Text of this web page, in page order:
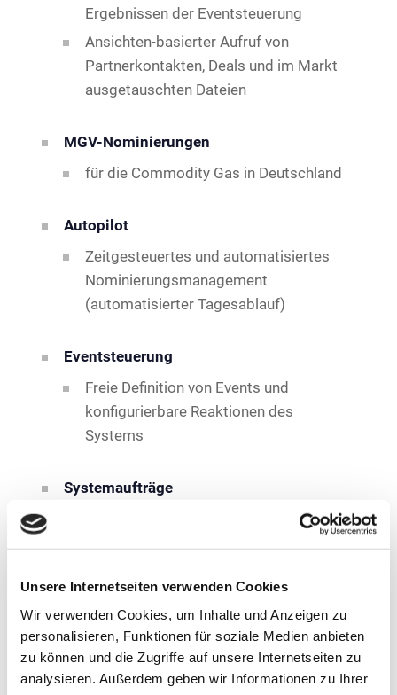
Unsere Internetseiten verwenden Cookies
Wir verwenden Cookies, um Inhalte und Anzeigen zu
personalisieren, Funktionen für soziale Medien anbieten
zu können und die Zugriffe auf unsere Internetseiten zu
analysieren. Außerdem geben wir Informationen zu Ihrer
Ergebnissen der Eventsteuerung
Ansichten-basierter Aufruf von
Partnerkontakten, Deals und im Markt
ausgetauschten Dateien
MGV-Nominierungen
für die Commodity Gas in Deutschland
Autopilot
Zeitgesteuertes und automatisiertes
Nominierungsmanagement
(automatisierter Tagesablauf)
Eventsteuerung
Freie Definition von Events und
konfigurierbare Reaktionen des
Systems
Systemaufträge
Ausführung zeitgesteuerter Jobs
Systemmonitor
Permanenter, aktueller Überblick zur
Verfügbarkeit aller möglichen